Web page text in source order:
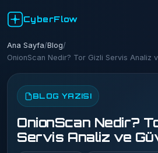
CyberFlow
Ana Sayfa/Blog/
OnionScan Nedir? Tor Gizli Servis Analiz
BLOG YAZISI
OnionScan Nedir?
Servis Analiz ve